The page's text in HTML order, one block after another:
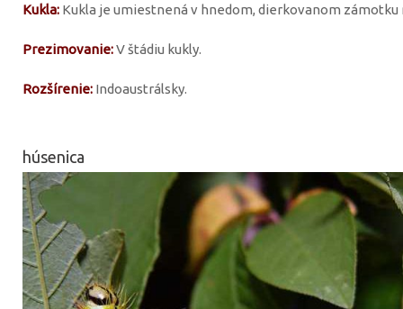
Kukla: Kukla je umiestnená v hnedom, dierkovanom
Prezimovanie:V štádiu kukly.
Rozšírenie: Indoaustrálsky.
húsenica